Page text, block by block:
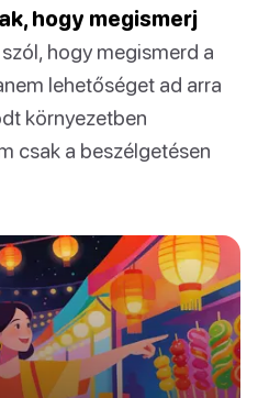
hogy megismerj
hogy megismerd a
lehetőséget ad arra
környezetben
csak a beszélgetésen